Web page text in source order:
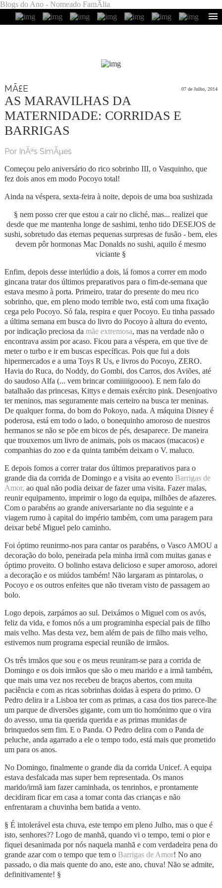
Blogs do Ano - Nomeado FamÃ­lia
MÃ£E 07 de Julho, 2014
AS MARAVILHAS DA
MATERNIDADE: CORRIDAS E
BARRIGAS
Por InÃªs SimÃµes
Começou pelo aniversário do rico sobrinho III, o Vasquinho, que
fez dois anos em modo Pocoyo total!
Ainda na véspera, sexta-feira à noite, depois de uma boa sushizada
§ nem posso crer que estou a cair no cliché, mas... realizei que
desde que me mantenha longe de sashimi, tenho tido DESEJOS de
sushi, sobretudo das eternas pequenas surpresas de fusão - bem, eles
devem pôr hormonas Mac Donalds no sushi, aquilo é mesmo
viciante §
Enfim, depois desse interlúdio a dois, lá fomos a correr em modo
gincana tratar dos últimos preparativos para o fim-de-semana que
estava mesmo à porta. Primeiro, tratar do presente do meu rico
sobrinho, que, em pleno modo terrible two, está com uma fixação
cega pelo Pocoyo. Só fala, respira e quer Pocoyo. Eu tinha passado
a última semana em busca do livro do Pocoyo à altura do evento,
por indicação preciosa da mãe extremosa, mas na verdade não o
encontrava assim por acaso. Ficou para a véspera, em que tive de
meter o turbo e ir em buscas específicas. Pois que fui a dois
hipermercados e a uma Toys R Us, e livros do Pocoyo, ZERO.
Havia do Ruca, do Noddy, do Gombi, dos Carros, dos Aviões, até
do saudoso Alfa (... vem brincar comiiiiigoooo). E nem falo do
batalhaão das princesas, Kittys e demais exército pink. Desenjoativo
ter meninos, mas seguramente mais certeiro na busca ter meninas.
De qualquer forma, do bom do Pokoyo, nada. A máquina Disney é
poderosa, está em todo o lado, o bonequinho amoroso de nuestros
hermanos se não se põe em bicos de pés, desaparece. De maneira
que trouxemos um livro de animais, pois os macaos (macacos) e
companhias do zoo e da quinta também deixam o V. maluco.
E depois fomos a correr tratar dos últimos preparativos para o
grande dia da corrida de Domingo e a visita ao evento Barrigas de
Amor, ao qual não podia deixar de fazer uma visita. Fazer malas,
reunir equipamento, imprimir o logo da equipa, milhões de afazeres.
Com o parabéns ao grande aniversariante no dia seguinte e a
viagem rumo à capital do império também, com uma paragem para
deixar bebé Miguel pelo caminho.
Foi óptimo reunirmo-nos para cantar os parabéns, o Vasco AMOU a
decoração do bolo, peneirada pela minha irmã com muitas ganas e
óptimo proveito. O bolinho estava delicioso e super amoroso, adorei
a decoração e os miúdos também! Não largaram as pintarolas, o
Pocoyo e os outros enfeites que não tiveram visto de passagem ao
bolo.
Logo depois, zarpámos ao sul. Deixámos o Miguel com os avós,
feliz da vida, e fomos nós a um programinha especial pais de filho
mais velho. Mas desta vez, bem além de pais de filho mais velho,
estivemos num programa especial reunião de irmãos.
Os três irmãos que sou e os meus reuniram-se para a corrida de
Domingo e os dois irmãos que são o meu marido e a irmã também,
que mais uma vez nos recebeu de braços abertos, com muita
paciência e com as ricas sobrinhas doidas à espera do primo. O
Pedro delira ir a Lisboa ter com as primas, a casa dos tios parece-lhe
um parque de diversões gigante, com um tio homónimo que o vira
do avesso, uma tia querida querida e as primas munidas de
brinquedos sem fim. E o Panda. O Pedro delira com o Panda de
peluche, anda agarrado a ele o tempo todo, está mais que prometido
um para os anos.
No Domingo, finalmente o grande dia da corrida Unicef. A equipa
estava desfalcada mas super bem representada. Os manos
marido/irmã iam fazer caminhada, os tenrinhos, e prontamente
decidiram ficar em casa a tomar conta das crianças e não
enfrentaram a chuvinha bem batida a vento.
§ É intolerável esta chuva, este tempo em pleno Julho, mas o que é
isto, senhores?? Logo de manhã, quando vi o tempo, temi o pior e
fiquei desanimada por nós naquela manhã e com verdadeira pena do
grande azar com o tempo que tem o Barrigas de Amor! No ano
passado, o dia mais quente do ano, este ano, chuva! Não se admite,
definitivamente! §